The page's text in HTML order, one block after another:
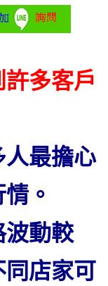
多客戶
最擔心
。
波動較
店家可